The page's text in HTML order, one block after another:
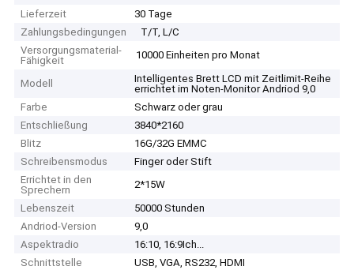
Lieferzeit
30 Tage
Zahlungsbedingungen
T/T, L/C
Versorgungsmaterial-
Fähigkeit
10000 Einheiten pro Monat
Modell
Intelligentes Brett LCD mit Zeitlimit-Reihe
errichtet im Noten-Monitor Andriod 9,0
Farbe
Schwarz oder grau
Entschließung
3840*2160
Blitz
16G/32G EMMC
Schreibensmodus
Finger oder Stift
Errichtet in den
Sprechern
2*15W
Lebenszeit
50000 Stunden
Andriod-Version
9,0
Aspektradio
16:10, 16:9Ich...
Schnittstelle
USB, VGA, RS232, HDMI